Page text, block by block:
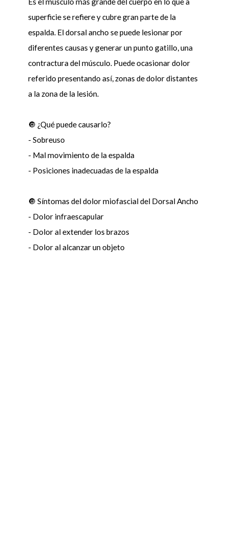
superficie se refiere y cubre gran parte de la
espalda. El dorsal ancho se puede lesionar por
diferentes causas y generar un punto gatillo, una
contractura del músculo. Puede ocasionar dolor
referido presentando así, zonas de dolor distantes
a la zona de la lesión.
🔘 ¿Qué puede causarlo?
- Sobreuso
- Mal movimiento de la espalda
- Posiciones inadecuadas de la espalda
🔘 Síntomas del dolor miofascial del Dorsal Ancho
- Dolor infraescapular
- Dolor al extender los brazos
- Dolor al alcanzar un objeto